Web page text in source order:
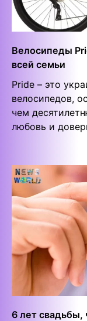
Велосипеды
всей семьи
Pride – это
велосипедов,
чем
любовь и
6 лет свадьбы,